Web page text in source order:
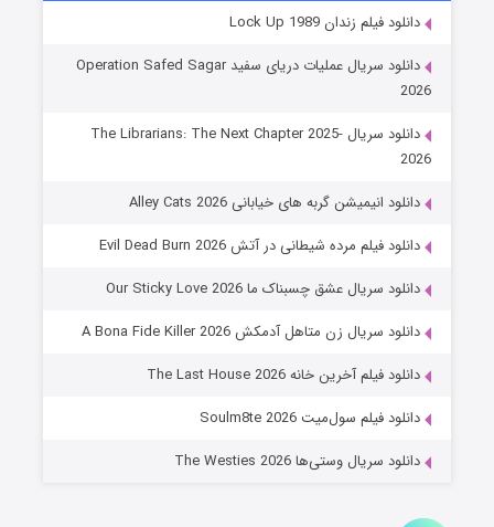
شوهر
عملیات آپارتمان
قسمت2 (زیرنویس) منتشر شد
دانلود فیلم زندان Lock Up 1989
دانلود سریال عملیات دریای سفید Operation Safed Sagar
2026
دانلود سریال The Librarians: The Next Chapter 2025-
2026
دانلود انیمیشن گربه های خیابانی Alley Cats 2026
دانلود فیلم مرده شیطانی در آتش Evil Dead Burn 2026
دانلود سریال عشق چسبناک ما Our Sticky Love 2026
دانلود سریال زن متاهل آدمکش A Bona Fide Killer 2026
دانلود فیلم آخرین خانه The Last House 2026
دانلود فیلم سول‌میت Soulm8te 2026
دانلود سریال وستی‌ها The Westies 2026